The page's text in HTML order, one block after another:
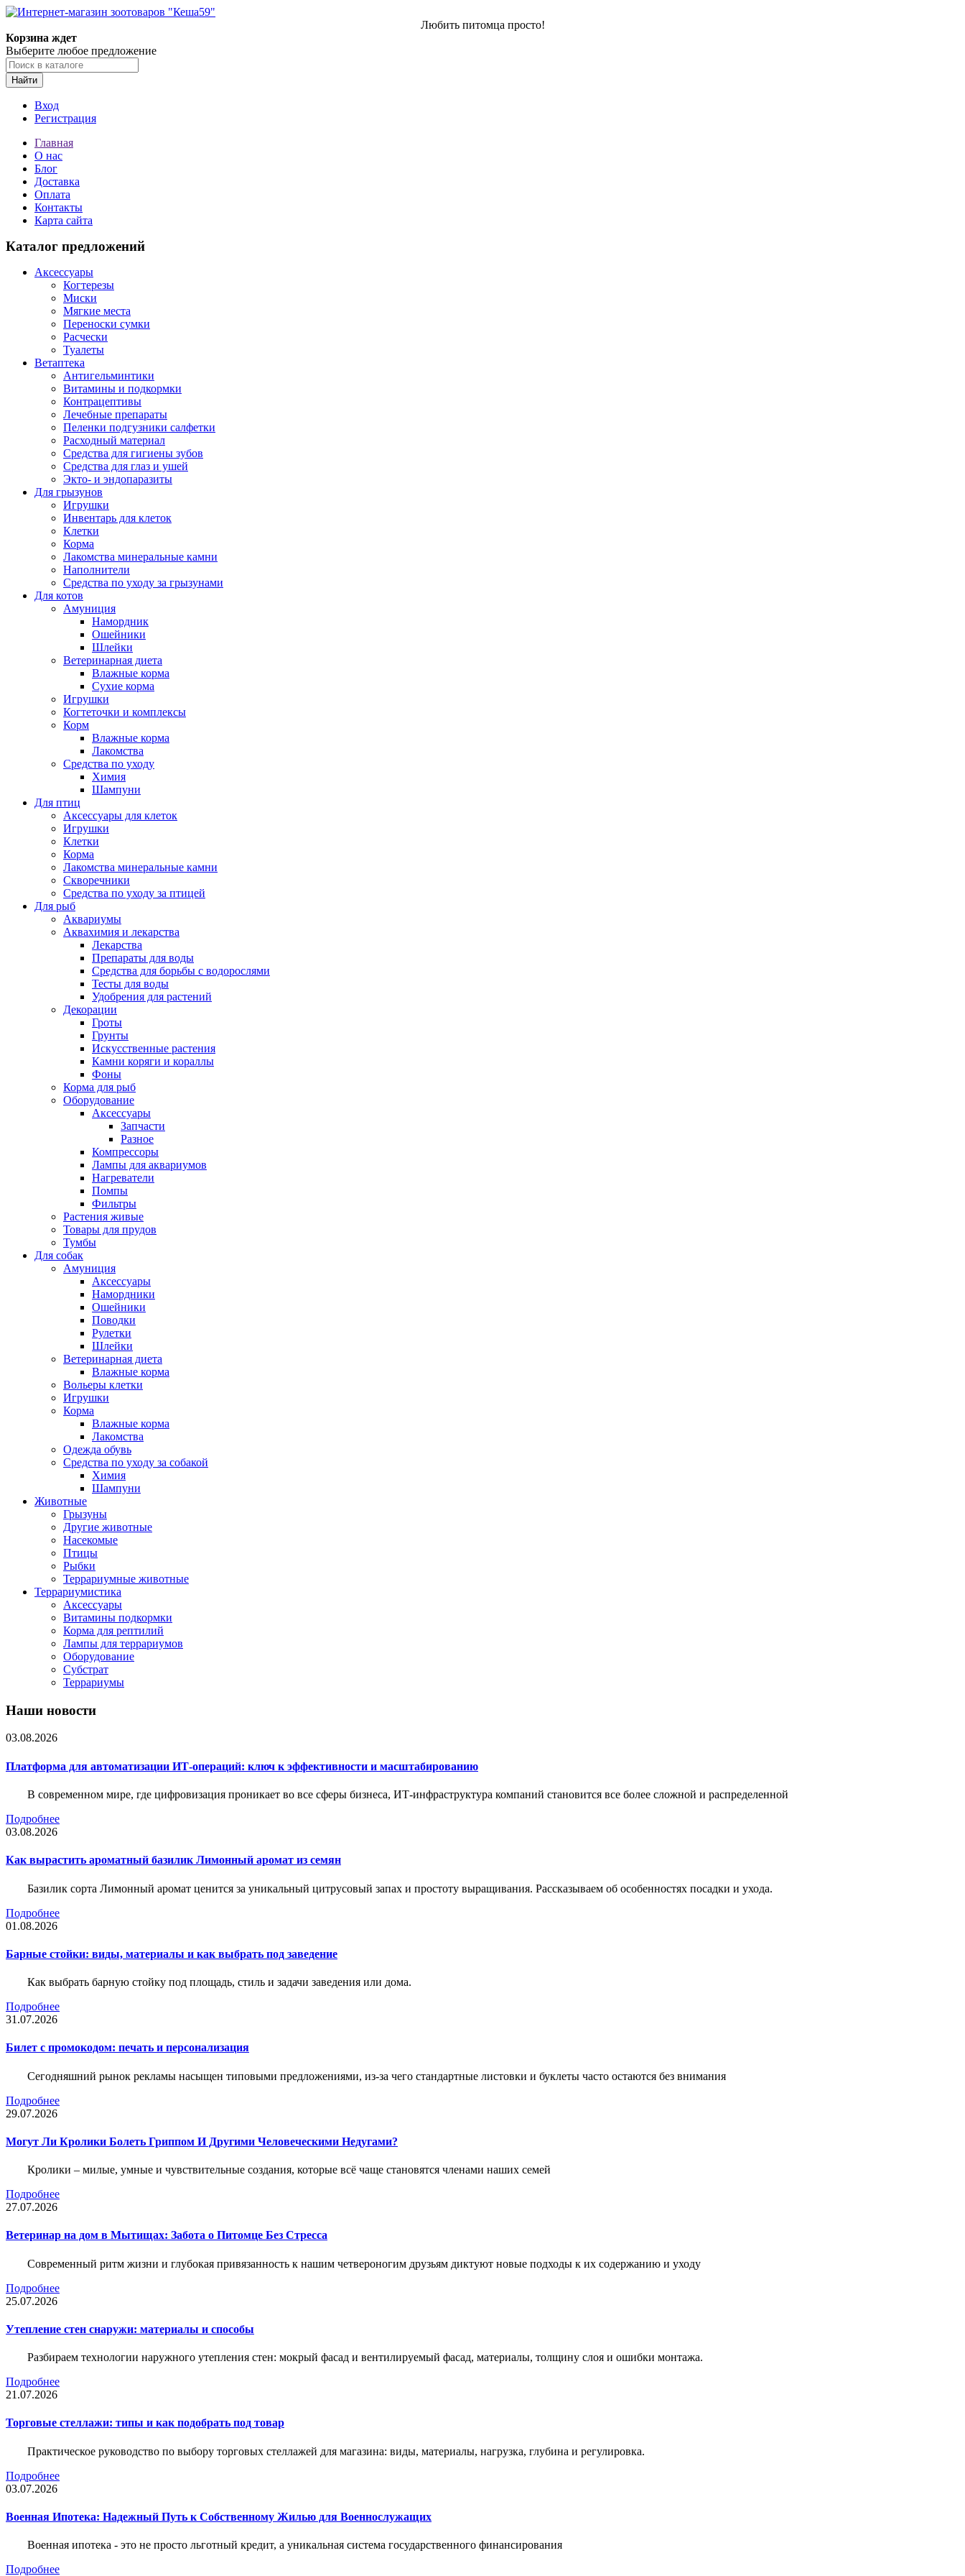
Любить питомца просто!
Корзина ждет
Выберите любое предложение
Найти
Вход
Регистрация
Главная
О нас
Блог
Доставка
Оплата
Контакты
Карта сайта
Каталог предложений
Аксессуары
Когтерезы
Миски
Мягкие места
Переноски сумки
Расчески
Туалеты
Ветаптека
Антигельминтики
Витамины и подкормки
Контрацептивы
Лечебные препараты
Пеленки подгузники салфетки
Расходный материал
Средства для гигиены зубов
Средства для глаз и ушей
Экто- и эндопаразиты
Для грызунов
Игрушки
Инвентарь для клеток
Клетки
Корма
Лакомства минеральные камни
Наполнители
Средства по уходу за грызунами
Для котов
Амуниция
Намордник
Ошейники
Шлейки
Ветеринарная диета
Влажные корма
Сухие корма
Игрушки
Когтеточки и комплексы
Корм
Влажные корма
Лакомства
Средства по уходу
Химия
Шампуни
Для птиц
Аксессуары для клеток
Игрушки
Клетки
Корма
Лакомства минеральные камни
Скворечники
Средства по уходу за птицей
Для рыб
Аквариумы
Аквахимия и лекарства
Лекарства
Препараты для воды
Средства для борьбы с водорослями
Тесты для воды
Удобрения для растений
Декорации
Гроты
Грунты
Искусственные растения
Камни коряги и кораллы
Фоны
Корма для рыб
Оборудование
Аксессуары
Запчасти
Разное
Компрессоры
Лампы для аквариумов
Нагреватели
Помпы
Фильтры
Растения живые
Товары для прудов
Тумбы
Для собак
Амуниция
Аксессуары
Намордники
Ошейники
Поводки
Рулетки
Шлейки
Ветеринарная диета
Влажные корма
Вольеры клетки
Игрушки
Корма
Влажные корма
Лакомства
Одежда обувь
Средства по уходу за собакой
Химия
Шампуни
Животные
Грызуны
Другие животные
Насекомые
Птицы
Рыбки
Террариумные животные
Террариумистика
Аксессуары
Витамины подкормки
Корма для рептилий
Лампы для террариумов
Оборудование
Субстрат
Террариумы
Наши новости
03.08.2026
Платформа для автоматизации ИТ-операций: ключ к эффективности и масштабированию
В современном мире, где цифровизация проникает во все сферы бизнеса, ИТ-инфраструктура компаний становится все более сложной и распределенной
Подробнее
03.08.2026
Как вырастить ароматный базилик Лимонный аромат из семян
Базилик сорта Лимонный аромат ценится за уникальный цитрусовый запах и простоту выращивания. Рассказываем об особенностях посадки и ухода.
Подробнее
01.08.2026
Барные стойки: виды, материалы и как выбрать под заведение
Как выбрать барную стойку под площадь, стиль и задачи заведения или дома.
Подробнее
31.07.2026
Билет c промокодом: печать и персонализация
Сегодняшний рынок рекламы насыщен типовыми предложениями, из-за чего стандартные листовки и буклеты часто остаются без внимания
Подробнее
29.07.2026
Могут Ли Кролики Болеть Гриппом И Другими Человеческими Недугами?
Кролики – милые, умные и чувствительные создания, которые всё чаще становятся членами наших семей
Подробнее
27.07.2026
Ветеринар на дом в Мытищах: Забота о Питомце Без Стресса
Современный ритм жизни и глубокая привязанность к нашим четвероногим друзьям диктуют новые подходы к их содержанию и уходу
Подробнее
25.07.2026
Утепление стен снаружи: материалы и способы
Разбираем технологии наружного утепления стен: мокрый фасад и вентилируемый фасад, материалы, толщину слоя и ошибки монтажа.
Подробнее
21.07.2026
Торговые стеллажи: типы и как подобрать под товар
Практическое руководство по выбору торговых стеллажей для магазина: виды, материалы, нагрузка, глубина и регулировка.
Подробнее
03.07.2026
Военная Ипотека: Надежный Путь к Собственному Жилью для Военнослужащих
Военная ипотека - это не просто льготный кредит, а уникальная система государственного финансирования
Подробнее